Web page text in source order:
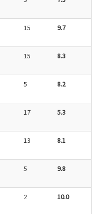
15 9.7
15 8.3
5 8.2
17 5.3
13 8.1
5 9.8
2 10.0